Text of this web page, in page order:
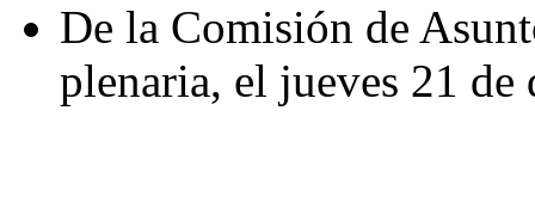
De la Comisión de
plenaria, el jueves 21 de